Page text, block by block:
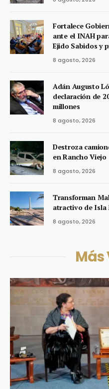
Fortalece
ante el INAH
Ejido Sabidos y
8 agosto, 2026
Adán Augusto
declaración de
millones
8 agosto, 2026
Destroza
en Rancho Viejo
8 agosto, 2026
Transforman
atractivo de Isla
8 agosto, 2026
Más